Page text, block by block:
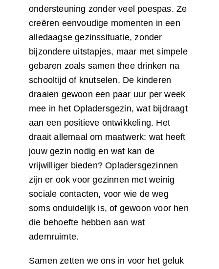
ondersteuning zonder veel poespas. Ze
creëren eenvoudige momenten in een
alledaagse gezinssituatie, zonder
bijzondere uitstapjes, maar met simpele
gebaren zoals samen thee drinken na
schooltijd of knutselen. De kinderen
draaien gewoon een paar uur per week
mee in het Opladersgezin, wat bijdraagt
aan een positieve ontwikkeling. Het
draait allemaal om maatwerk: wat heeft
jouw gezin nodig en wat kan de
vrijwilliger bieden? Opladersgezinnen
zijn er ook voor gezinnen met weinig
sociale contacten, voor wie de weg
soms onduidelijk is, of gewoon voor hen
die behoefte hebben aan wat
ademruimte.
Samen zetten we ons in voor het geluk